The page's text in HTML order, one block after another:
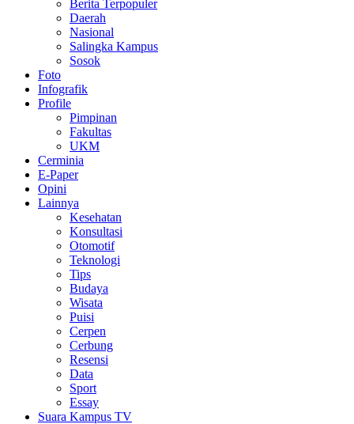
Berita Terpopuler
Daerah
Nasional
Salingka Kampus
Sosok
Foto
Infografik
Profile
Pimpinan
Fakultas
UKM
Cerminia
E-Paper
Opini
Lainnya
Kesehatan
Konsultasi
Otomotif
Teknologi
Tips
Budaya
Wisata
Puisi
Cerpen
Cerbung
Resensi
Data
Sport
Essay
Suara Kampus TV